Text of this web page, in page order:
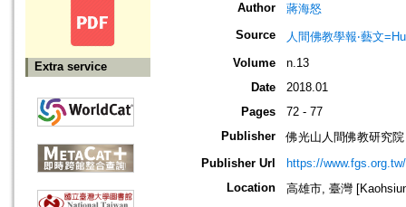
Extra service
Author
蔣海怒
Source
人間佛教學報‧藝文
Volume
n.13
Date
2018.01
Pages
72 - 77
Publisher
佛光山人間佛教研究院
Publisher Url
https://www.fgs.org.tw/
Location
高雄市, 臺灣